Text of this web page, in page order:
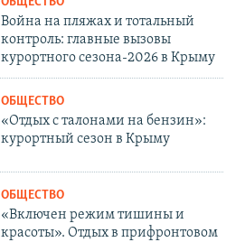
Война на пляжах и тотальный
контроль: главные вызовы
курортного сезона-2026 в Крыму
ОБЩЕСТВО
«Отдых с талонами на бензин»:
курортный сезон в Крыму
ОБЩЕСТВО
«Включен режим тишины и
красоты». Отдых в прифронтовом